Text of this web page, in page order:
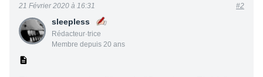
sleepless
Rédacteur·trice
Membre depuis 20 ans
21 Février 2020 à 16:31 #2